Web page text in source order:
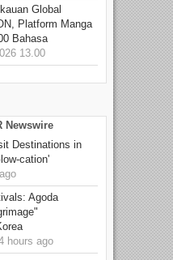
Global
Platform Manga
Bahasa
13.00
Newswire
Destinations in
cation'
Agoda
hours ago